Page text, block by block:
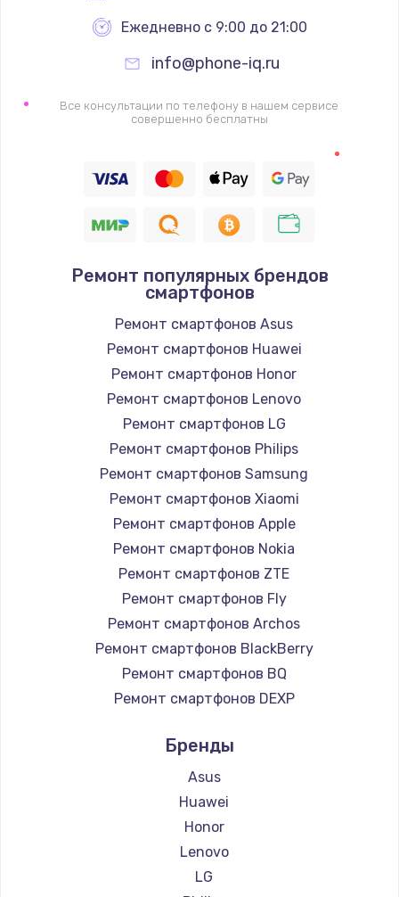
Ежедневно с 9:00 до 21:00
info@phone-iq.ru
Все консультации по телефону в нашем сервисе
совершенно бесплатны
Ремонт популярных брендов
смартфонов
Ремонт смартфонов Asus
Ремонт смартфонов Huawei
Ремонт смартфонов Honor
Ремонт смартфонов Lenovo
Ремонт смартфонов LG
Ремонт смартфонов Philips
Ремонт смартфонов Samsung
Ремонт смартфонов Xiaomi
Ремонт смартфонов Apple
Ремонт смартфонов Nokia
Ремонт смартфонов ZTE
Ремонт смартфонов Fly
Ремонт смартфонов Archos
Ремонт смартфонов BlackBerry
Ремонт смартфонов BQ
Ремонт смартфонов DEXP
Ремонт смартфонов Ginzzu
Ремонт смартфонов Highscreen
Ремонт смартфонов Irbis
Ремонт смартфонов Kyocera
Ремонт смартфонов LeEco
Ремонт смартфонов OnePlus
Бренды
Asus
Huawei
Honor
Lenovo
LG